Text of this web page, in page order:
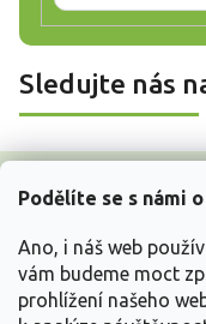
Podělíte se s námi
Ano, i náš web
vám budeme moct
prohlížení našeho
Sledujte nás
Z